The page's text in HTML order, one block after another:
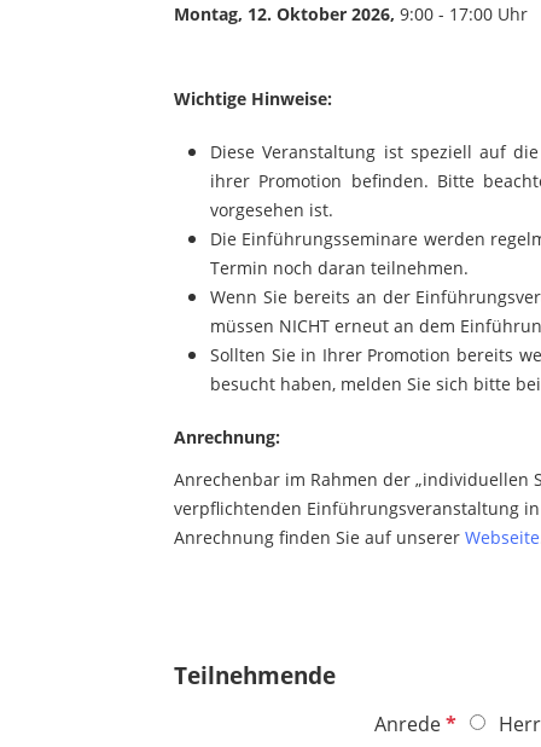
Montag, 12. Oktober 2026, 9:00 - 17:00 Uhr
Wichtige Hinweise:
Diese Veranstaltung ist speziell auf
ihrer Promotion befinden. Bitte
vorgesehen ist.
Die Einführungsseminare werden
Termin noch daran teilnehmen.
Wenn Sie bereits an der
müssen NICHT erneut an dem
Sollten Sie in Ihrer Promotion bereits
besucht haben, melden Sie sich bitte
Anrechnung:
Anrechenbar im Rahmen der „individuellen
verpflichtenden Einführungsveranstaltung
Anrechnung finden Sie auf unserer Webseite
Teilnehmende
AnredeP
Herr